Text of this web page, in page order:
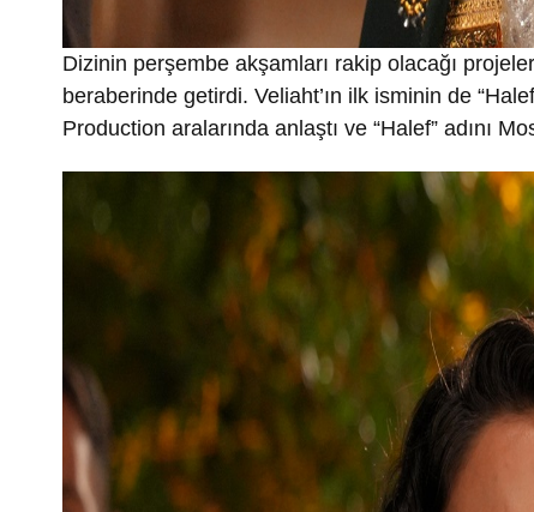
Dizinin perşembe akşamları rakip olacağı
beraberinde getirdi. Veliaht’ın ilk isminin de
Production aralarında anlaştı ve “Halef” adını